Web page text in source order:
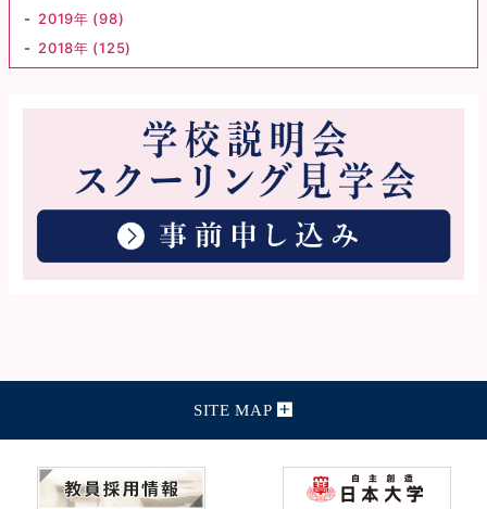
2019年 (98)
2018年 (125)
SITE MAP